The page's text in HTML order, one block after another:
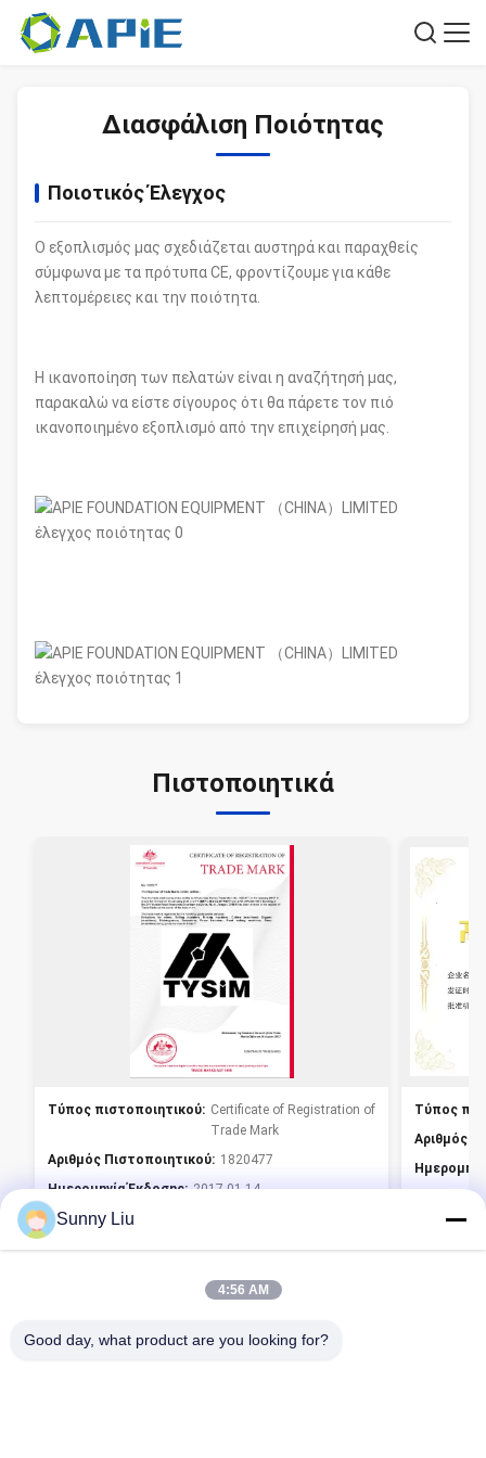
Διασφάλιση Ποιότητας
Ποιοτικός Έλεγχος
Ο εξοπλισμός μας σχεδιάζεται αυστηρά και παραχθείς
σύμφωνα με τα πρότυπα CE, φροντίζουμε για κάθε
λεπτομέρειες και την ποιότητα.
Η ικανοποίηση των πελατών είναι η αναζήτησή μας,
παρακαλώ να είστε σίγουρος ότι θα πάρετε τον πιό
ικανοποιημένο εξοπλισμό από την επιχείρησή μας.
Πιστοποιητικά
Τύπος πιστοποιητικού: Certificate of Registration of
Trade Mark
Αριθμός Πιστοποιητικού: 1820477
Ημερομηνία Έκδοσης: 2017-01-14
Ημερομηνία λήξης:
Εκταση:
Trading
Τύπος
Αριθμός
Εκταση:
Εκδόθηκε
Sunny Liu
4:56 AM
Good day, what product are you looking for?